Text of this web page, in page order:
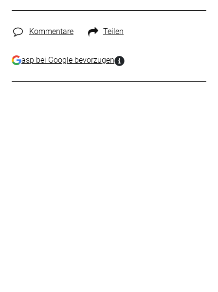
Kommentare Teilen
asp bei Google bevorzugen